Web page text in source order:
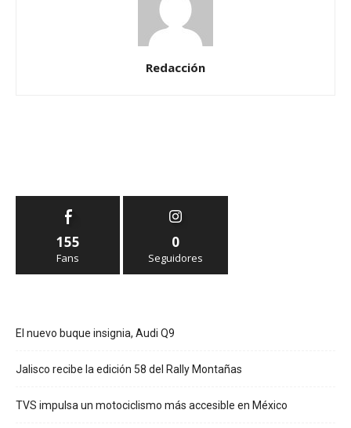
Redacción
155
Fans
0
Seguidores
El nuevo buque insignia, Audi Q9
Jalisco recibe la edición 58 del Rally Montañas
TVS impulsa un motociclismo más accesible en México